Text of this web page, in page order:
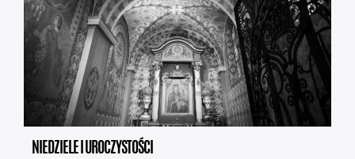
NIEDZIELE I UROCZYSTOŚCI